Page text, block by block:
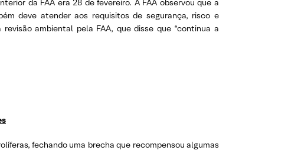
da FAA era 28 de fevereiro. A FAA observou que a
deve atender aos requisitos de segurança, risco e
ambiental pela FAA, que disse que “continua a
fechando uma brecha que recompensou algumas